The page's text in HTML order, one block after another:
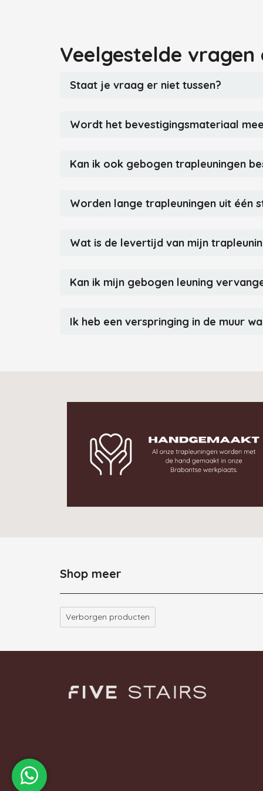
Veelgestelde
Staat je vraag er niet tussen?
Wordt het bevestigingsmateriaal
Kan ik ook gebogen trapleuningen
Worden lange trapleuningen uit één
Wat is de levertijd van mijn
Kan ik mijn gebogen leuning
Ik heb een verspringing in de muur
Shop meer
Verborgen producten